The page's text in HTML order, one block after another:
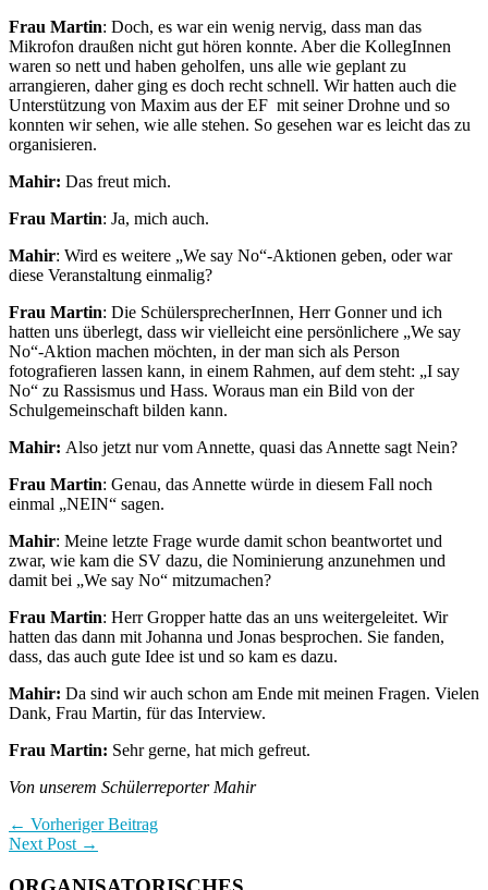
Frau Martin: Doch, es war ein wenig nervig, dass man das
Mikrofon draußen nicht gut hören konnte. Aber die KollegInnen
waren so nett und haben geholfen, uns alle wie geplant zu
arrangieren, daher ging es doch recht schnell. Wir hatten auch die
Unterstützung von Maxim aus der EF mit seiner Drohne und so
konnten wir sehen, wie alle stehen. So gesehen war es leicht das zu
organisieren.
Mahir: Das freut mich.
Frau Martin: Ja, mich auch.
Mahir: Wird es weitere „We say No“-Aktionen geben, oder war
diese Veranstaltung einmalig?
Frau Martin: Die SchülersprecherInnen, Herr Gonner und ich
hatten uns überlegt, dass wir vielleicht eine persönlichere „We say
No“-Aktion machen möchten, in der man sich als Person
fotografieren lassen kann, in einem Rahmen, auf dem steht: „I say
No“ zu Rassismus und Hass. Woraus man ein Bild von der
Schulgemeinschaft bilden kann.
Mahir: Also jetzt nur vom Annette, quasi das Annette sagt Nein?
Frau Martin: Genau, das Annette würde in diesem Fall noch
einmal „NEIN“ sagen.
Mahir: Meine letzte Frage wurde damit schon beantwortet und
zwar, wie kam die SV dazu, die Nominierung anzunehmen und
damit bei „We say No“ mitzumachen?
Frau Martin: Herr Gropper hatte das an uns weitergeleitet. Wir
hatten das dann mit Johanna und Jonas besprochen. Sie fanden,
dass, das auch gute Idee ist und so kam es dazu.
Mahir: Da sind wir auch schon am Ende mit meinen Fragen. Vielen
Dank, Frau Martin, für das Interview.
Frau Martin: Sehr gerne, hat mich gefreut.
Von unserem Schülerreporter Mahir
← Vorheriger Beitrag
Next Post →